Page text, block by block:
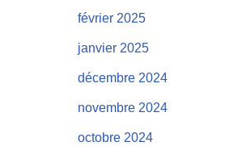
février 2025
janvier 2025
décembre 2024
novembre 2024
octobre 2024